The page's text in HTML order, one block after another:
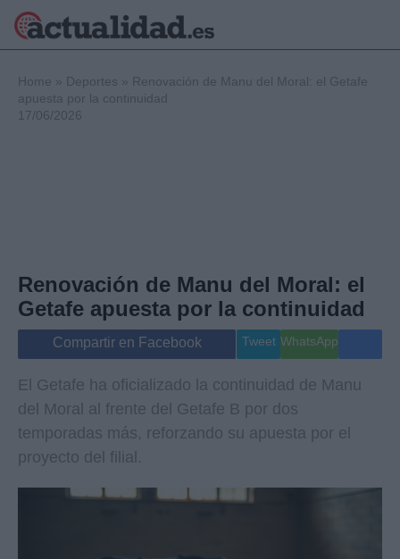
Internacional
Viajes
Gente
Musica
Home » Deportes » Renovación de Manu del Moral: el Getafe
apuesta por la continuidad
17/06/2026
Renovación de Manu del Moral: el
Getafe apuesta por la continuidad
Compartir en Facebook Tweet WhatsApp
El Getafe ha oficializado la continuidad de Manu
del Moral al frente del Getafe B por dos
temporadas más, reforzando su apuesta por el
proyecto del filial.